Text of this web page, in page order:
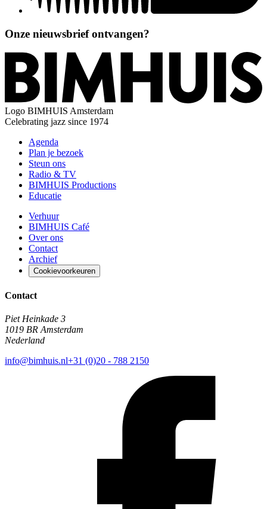
Onze nieuwsbrief ontvangen?
Logo BIMHUIS Amsterdam
Celebrating jazz since 1974
Agenda
Plan je bezoek
Steun ons
Radio & TV
BIMHUIS Productions
Educatie
Verhuur
BIMHUIS Café
Over ons
Contact
Archief
Cookievoorkeuren
Contact
Piet Heinkade 3
1019 BR Amsterdam
Nederland
info@bimhuis.nl+31 (0)20 - 788 2150